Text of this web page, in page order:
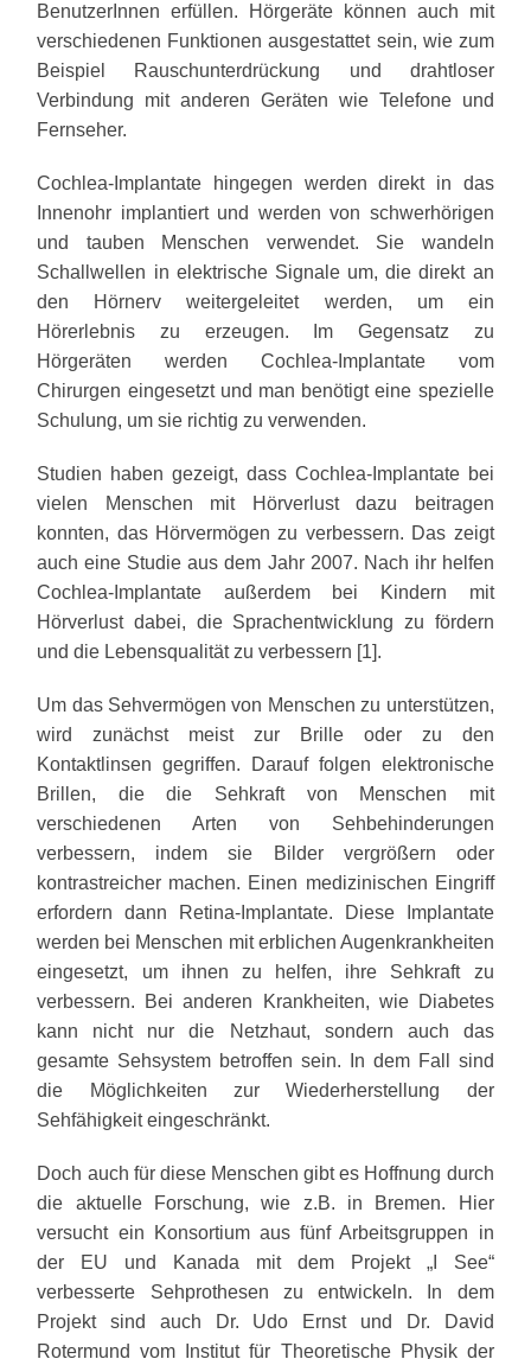
BenutzerInnen erfüllen. Hörgeräte können auch mit
verschiedenen Funktionen ausgestattet sein, wie zum
Beispiel Rauschunterdrückung und drahtloser
Verbindung mit anderen Geräten wie Telefone und
Fernseher.
Cochlea-Implantate hingegen werden direkt in das
Innenohr implantiert und werden von schwerhörigen
und tauben Menschen verwendet. Sie wandeln
Schallwellen in elektrische Signale um, die direkt an
den Hörnerv weitergeleitet werden, um ein
Hörerlebnis zu erzeugen. Im Gegensatz zu
Hörgeräten werden Cochlea-Implantate vom
Chirurgen eingesetzt und man benötigt eine spezielle
Schulung, um sie richtig zu verwenden.
Studien haben gezeigt, dass Cochlea-Implantate bei
vielen Menschen mit Hörverlust dazu beitragen
konnten, das Hörvermögen zu verbessern. Das zeigt
auch eine Studie aus dem Jahr 2007. Nach ihr helfen
Cochlea-Implantate außerdem bei Kindern mit
Hörverlust dabei, die Sprachentwicklung zu fördern
und die Lebensqualität zu verbessern [1].
Um das Sehvermögen von Menschen zu unterstützen,
wird zunächst meist zur Brille oder zu den
Kontaktlinsen gegriffen. Darauf folgen elektronische
Brillen, die die Sehkraft von Menschen mit
verschiedenen Arten von Sehbehinderungen
verbessern, indem sie Bilder vergrößern oder
kontrastreicher machen. Einen medizinischen Eingriff
erfordern dann Retina-Implantate. Diese Implantate
werden bei Menschen mit erblichen Augenkrankheiten
eingesetzt, um ihnen zu helfen, ihre Sehkraft zu
verbessern. Bei anderen Krankheiten, wie Diabetes
kann nicht nur die Netzhaut, sondern auch das
gesamte Sehsystem betroffen sein. In dem Fall sind
die Möglichkeiten zur Wiederherstellung der
Sehfähigkeit eingeschränkt.
Doch auch für diese Menschen gibt es Hoffnung durch
die aktuelle Forschung, wie z.B. in Bremen. Hier
versucht ein Konsortium aus fünf Arbeitsgruppen in
der EU und Kanada mit dem Projekt „I See“
verbesserte Sehprothesen zu entwickeln. In dem
Projekt sind auch Dr. Udo Ernst und Dr. David
Rotermund vom Institut für Theoretische Physik der